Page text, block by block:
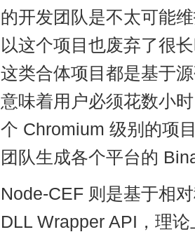
的开发团队是不太可能
以这个项目也废弃了很
这类合体项目都是基于
意味着用户必须花数小
个 Chromium 级别的项
团队生成各个平台的
Node-CEF 则是基于相
DLL Wrapper API，理